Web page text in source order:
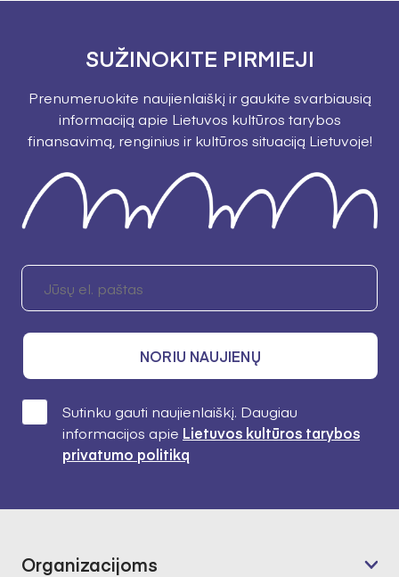
SUŽINOKITE PIRMIEJI
Prenumeruokite naujienlaiškį ir gaukite svarbiausią
informaciją apie Lietuvos kultūros tarybos
finansavimą, renginius ir kultūros situaciją Lietuvoje!
NORIU NAUJIENŲ
Sutinku gauti naujienlaiškį. Daugiau
informacijos apie Lietuvos kultūros tarybos
privatumo politiką
Organizacijoms